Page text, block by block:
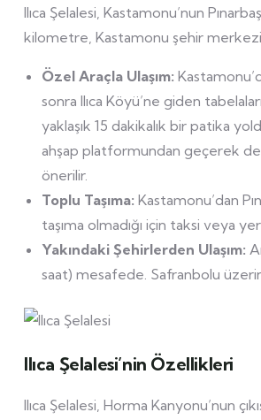
Ilıca Şelalesi, Kastamonu’nun
kilometre, Kastamonu şehir
Özel Araçla Ulaşım:
sonra Ilıca Köyü’ne giden
yaklaşık 15 dakikalık bir patika
ahşap platformundan geçerek
önerilir.
Toplu Taşıma: Kastamonu’dan
taşıma olmadığı için taksi veya
Yakındaki Şehirlerden Ulaşım:
saat) mesafede. Safranbolu
Ilıca Şelalesi’nin Özellikleri
Ilıca Şelalesi, Horma Kanyonu’nun